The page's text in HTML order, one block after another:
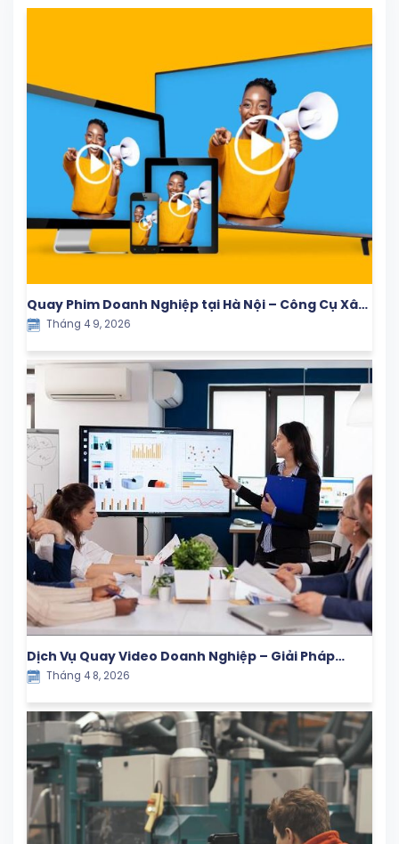
Quay Phim Doanh Nghiệp tại Hà Nội – Công Cụ Xây
Dựng Thương Hiệu & Tăng Trưởng Bền Vững
Tháng 4 9, 2026
Dịch Vụ Quay Video Doanh Nghiệp – Giải Pháp
Truyền Thông Hiệu Quả Cho Thương Hiệu Hiện Đại
Tháng 4 8, 2026